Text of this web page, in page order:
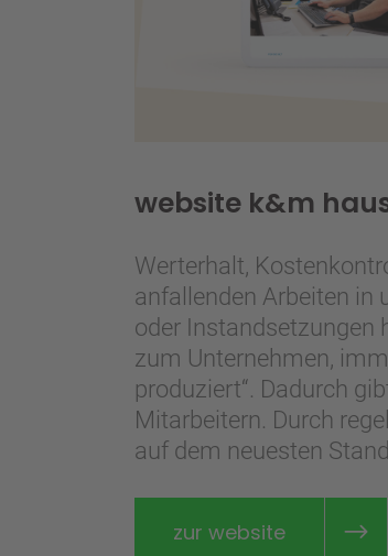
website k&m
Werterhalt,
anfallenden Arbeiten in
oder Instand­setzungen
zum Unternehmen,
produziert“. Dadurch
Mitarbeitern. Durch
auf dem neuesten
zur website